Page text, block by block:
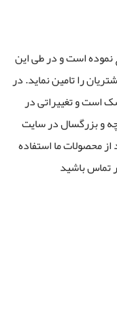
را شروع نموده است و در طی این
را تامین نماید. در
است و تغییراتی در
و بزرگسال در سایت
محصولات ما استفاده
تماس باشید